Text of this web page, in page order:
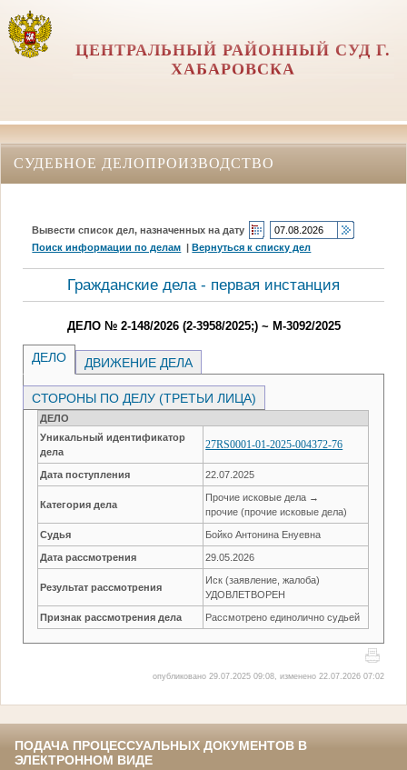
ЦЕНТРАЛЬНЫЙ РАЙОННЫЙ СУД Г.
ХАБАРОВСКА
СУДЕБНОЕ ДЕЛОПРОИЗВОДСТВО
Вывести список дел, назначенных на дату
Поиск информации по делам |Вернуться к списку дел
Гражданские дела - первая инстанция
ДЕЛО № 2-148/2026 (2-3958/2025;) ~ М-3092/2025
ДЕЛО ДВИЖЕНИЕ ДЕЛА
СТОРОНЫ ПО ДЕЛУ (ТРЕТЬИ ЛИЦА)
ДЕЛО
Уникальный идентификатор
дела
27RS0001-01-2025-004372-76
Дата поступления 22.07.2025
Категория дела
Прочие исковые дела →
прочие (прочие исковые дела)
Судья Бойко Антонина Енуевна
Дата рассмотрения 29.05.2026
Результат рассмотрения
Иск (заявление, жалоба)
УДОВЛЕТВОРЕН
Признак рассмотрения дела Рассмотрено единолично судьей
опубликовано 29.07.2025 09:08, изменено 22.07.2026 07:02
ПОДАЧА ПРОЦЕССУАЛЬНЫХ ДОКУМЕНТОВ В
ЭЛЕКТРОННОМ ВИДЕ